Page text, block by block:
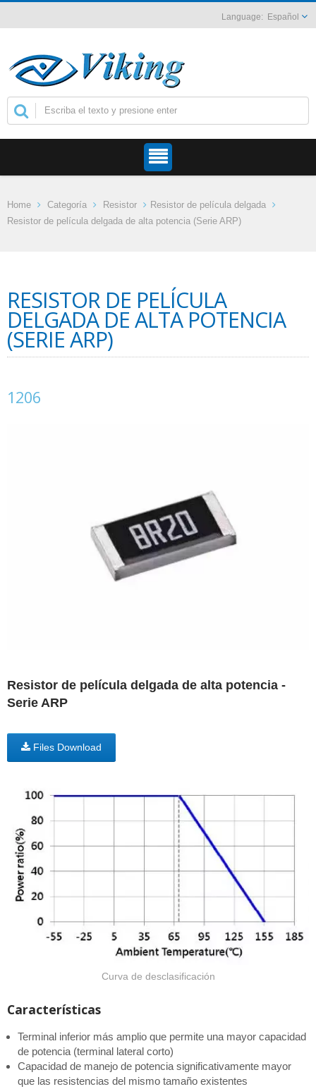
Español
Home Categoría Resistor
Resistor de película delgada
Resistor de película delgada de alta potencia (Serie ARP)
RESISTOR DE PELÍCULA
DELGADA DE ALTA POTENCIA
(SERIE ARP)
1206
Resistor de película delgada de alta potencia -
Serie ARP
Files Download
Curva de desclasificación
Características
Terminal inferior más amplio que permite una mayor capacidad
de potencia (terminal lateral corto)
Capacidad de manejo de potencia significativamente mayor
que las resistencias del mismo tamaño existentes